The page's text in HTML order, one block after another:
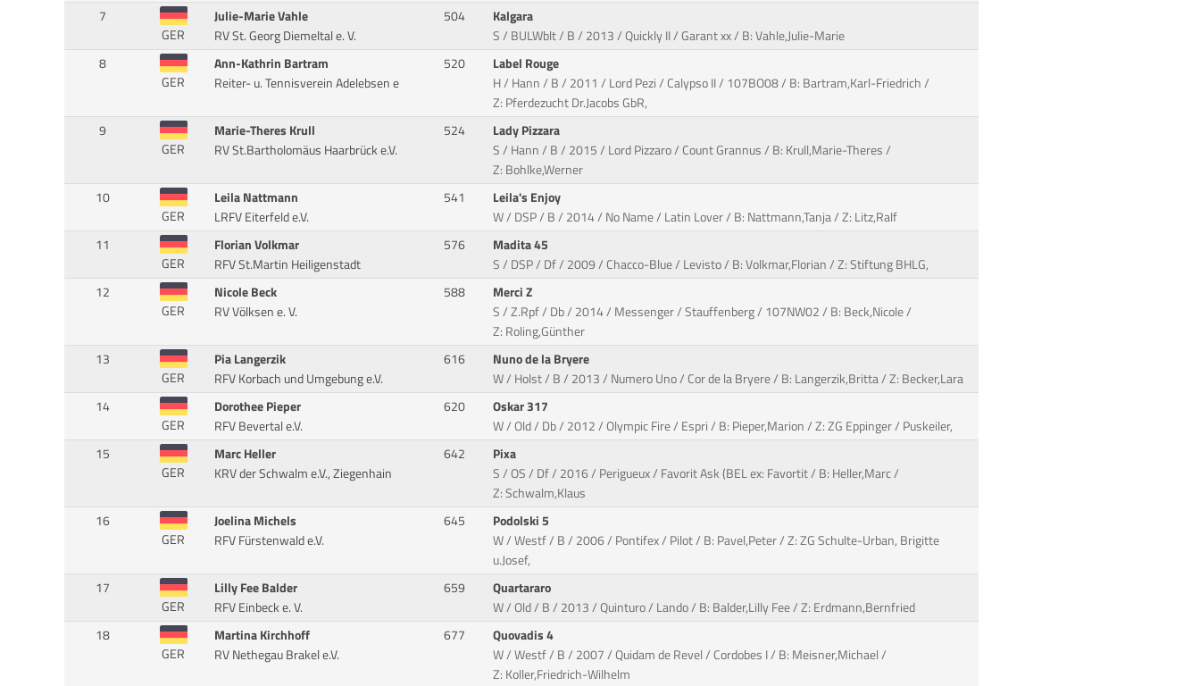
7
GER
Julie-Marie Vahle
RV St. Georg Diemeltal e. V.
504
Kalgara
S / BULWblt / B / 2013 / Quickly II / Garant xx / B: Vahle,Julie-Marie
8
GER
Ann-Kathrin Bartram
Reiter- u. Tennisverein Adelebsen e
520
Label Rouge
H / Hann / B / 2011 / Lord Pezi / Calypso II / 107BO08 / B: Bartram,Karl-Friedrich /
Z: Pferdezucht Dr.Jacobs GbR,
9
GER
Marie-Theres Krull
RV St.Bartholomäus Haarbrück e.V.
524
Lady Pizzara
S / Hann / B / 2015 / Lord Pizzaro / Count Grannus / B: Krull,Marie-Theres /
Z: Bohlke,Werner
10
GER
Leila Nattmann
LRFV Eiterfeld e.V.
541
Leila's Enjoy
W / DSP / B / 2014 / No Name / Latin Lover / B: Nattmann,Tanja / Z: Litz,Ralf
11
GER
Florian Volkmar
RFV St.Martin Heiligenstadt
576
Madita 45
S / DSP / Df / 2009 / Chacco-Blue / Levisto / B: Volkmar,Florian / Z: Stiftung BHLG,
12
GER
Nicole Beck
RV Völksen e. V.
588
Merci Z
S / Z.Rpf / Db / 2014 / Messenger / Stauffenberg / 107NW02 / B: Beck,Nicole /
Z: Roling,Günther
13
GER
Pia Langerzik
RFV Korbach und Umgebung e.V.
616
Nuno de la Bryere
W / Holst / B / 2013 / Numero Uno / Cor de la Bryere / B: Langerzik,Britta / Z: Becker,Lara
14
GER
Dorothee Pieper
RFV Bevertal e.V.
620
Oskar 317
W / Old / Db / 2012 / Olympic Fire / Espri / B: Pieper,Marion / Z: ZG Eppinger / Puskeiler,
15
GER
Marc Heller
KRV der Schwalm e.V., Ziegenhain
642
Pixa
S / OS / Df / 2016 / Perigueux / Favorit Ask (BEL ex: Favortit / B: Heller,Marc /
Z: Schwalm,Klaus
16
GER
Joelina Michels
RFV Fürstenwald e.V.
645
Podolski 5
W / Westf / B / 2006 / Pontifex / Pilot / B: Pavel,Peter / Z: ZG Schulte-Urban, Brigitte
u.Josef,
17
GER
Lilly Fee Balder
RFV Einbeck e. V.
659
Quartararo
W / Old / B / 2013 / Quinturo / Lando / B: Balder,Lilly Fee / Z: Erdmann,Bernfried
18
GER
Martina Kirchhoff
RV Nethegau Brakel e.V.
677
Quovadis 4
W / Westf / B / 2007 / Quidam de Revel / Cordobes I / B: Meisner,Michael /
Z: Koller,Friedrich-Wilhelm